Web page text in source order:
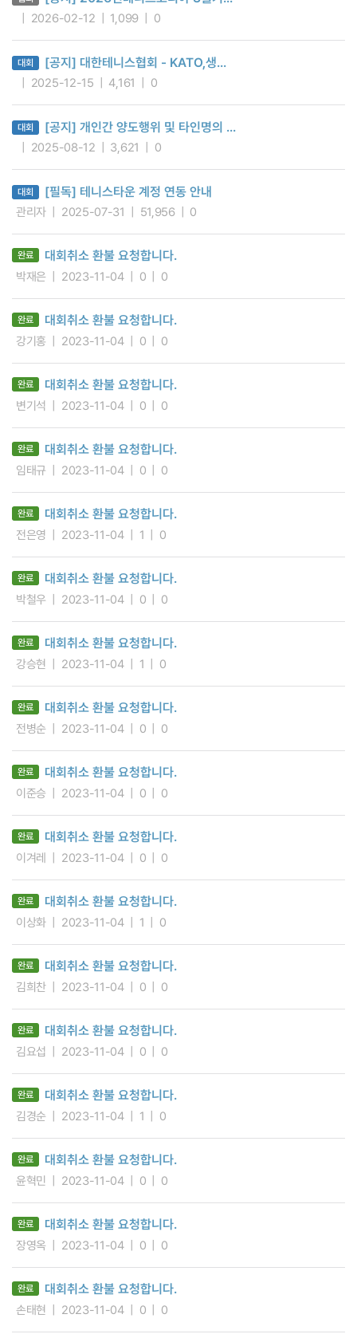
2026-02-12 1,099 0
대회 [공지] 대한테니스협회 - KATO,생...
2025-12-15 4,161 0
대회 [공지] 개인간 양도행위 및 타인명의 ...
2025-08-12 3,621 0
대회 [필독] 테니스타운 계정 연동 안내
관리자 2025-07-31 51,956 0
완료 대회취소 환불 요청합니다.
박재은 2023-11-04 0 0
완료 대회취소 환불 요청합니다.
강기홍 2023-11-04 0 0
완료 대회취소 환불 요청합니다.
변기석 2023-11-04 0 0
완료 대회취소 환불 요청합니다.
임태규 2023-11-04 0 0
완료 대회취소 환불 요청합니다.
전은영 2023-11-04 1 0
완료 대회취소 환불 요청합니다.
박철우 2023-11-04 0 0
완료 대회취소 환불 요청합니다.
강승현 2023-11-04 1 0
완료 대회취소 환불 요청합니다.
전병순 2023-11-04 0 0
완료 대회취소 환불 요청합니다.
이준승 2023-11-04 0 0
완료 대회취소 환불 요청합니다.
이겨레 2023-11-04 0 0
완료 대회취소 환불 요청합니다.
이상화 2023-11-04 1 0
완료 대회취소 환불 요청합니다.
김희찬 2023-11-04 0 0
완료 대회취소 환불 요청합니다.
김요섭 2023-11-04 0 0
완료 대회취소 환불 요청합니다.
김경순 2023-11-04 1 0
완료 대회취소 환불 요청합니다.
윤혁민 2023-11-04 0 0
완료 대회취소 환불 요청합니다.
장영옥 2023-11-04 0 0
완료 대회취소 환불 요청합니다.
손태현 2023-11-04 0 0